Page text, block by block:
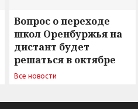
Вопрос о переходе
школ Оренбуржья на
дистант будет
решаться в октябре
Все новости